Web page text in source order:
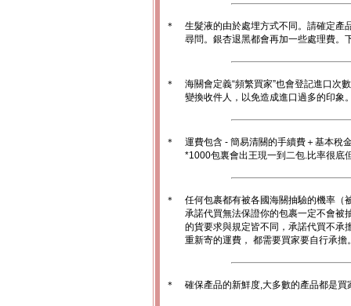
＊
生髮液的由於處埋方式不同。請確定產
尋問。銀杏退黑都會再加一些處理費。
＊
海關會定義“頻繁買家”也會登記進口次
變換收件人，以免造成進口過多的印象
＊
運費包含 - 簡易清關的手續費＋基本稅
*1000包裏會出王現一到二包.比率很底
＊
任何包裹都有被各國海關抽驗的機率（
承諾代買無法保證你的包裹一定不會被
的貨要求與規定皆不同，承諾代買不承
重新寄的運費， 都需要買家要自行承擔
＊ 確保產品的新鮮度,大多數的產品都是